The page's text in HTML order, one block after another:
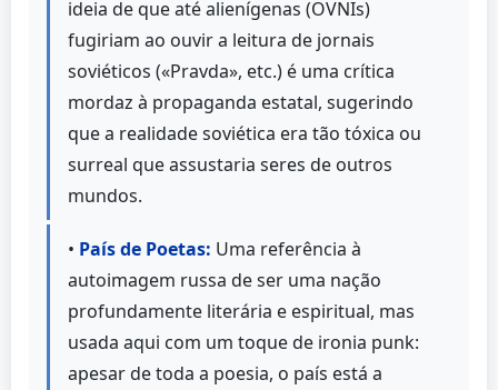
ideia de que até alienígenas (OVNIs)
fugiriam ao ouvir a leitura de jornais
soviéticos («Pravda», etc.) é uma crítica
mordaz à propaganda estatal, sugerindo
que a realidade soviética era tão tóxica ou
surreal que assustaria seres de outros
mundos.
• País de Poetas: Uma referência à
autoimagem russa de ser uma nação
profundamente literária e espiritual, mas
usada aqui com um toque de ironia punk:
apesar de toda a poesia, o país está a